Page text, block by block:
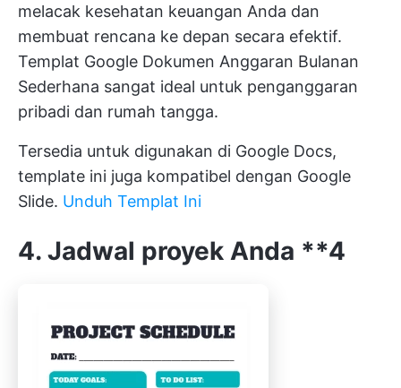
melacak kesehatan keuangan Anda dan
membuat rencana ke depan secara efektif.
Templat Google Dokumen Anggaran Bulanan
Sederhana sangat ideal untuk penganggaran
pribadi dan rumah tangga.
Tersedia untuk digunakan di Google Docs,
template ini juga kompatibel dengan Google
Slide. Unduh Templat Ini
4. Jadwal proyek Anda **4